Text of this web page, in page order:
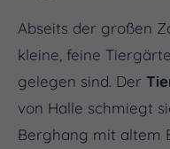
Abseits der großen
kleine, feine
gelegen sind. Der
von Halle schmiegt
Berghang mit altem